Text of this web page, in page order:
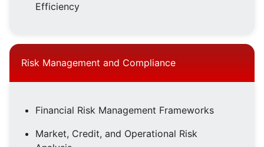
Efficiency
Risk Management and Compliance
Financial Risk Management Frameworks
Market, Credit, and Operational Risk